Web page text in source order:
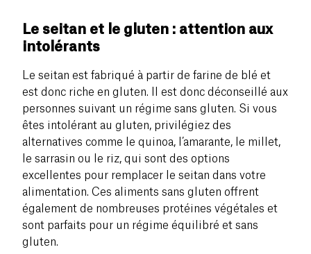
Le seitan et le gluten : attention aux
intolérants
Le seitan est fabriqué à partir de farine de blé et
est donc riche en gluten. Il est donc déconseillé aux
personnes suivant un régime sans gluten. Si vous
êtes intolérant au gluten, privilégiez des
alternatives comme le quinoa, l’amarante, le millet,
le sarrasin ou le riz, qui sont des options
excellentes pour remplacer le seitan dans votre
alimentation. Ces aliments sans gluten offrent
également de nombreuses protéines végétales et
sont parfaits pour un régime équilibré et sans
gluten.